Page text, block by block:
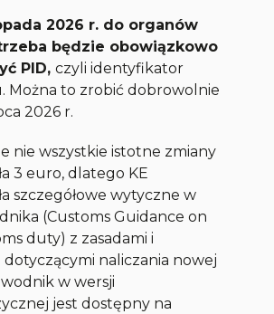
2026 r. do organów
będzie obowiązkowo
PID,czyli identyfikator
Można to zrobić dobrowolnie
2026 r.
nie wszystkie istotne zmiany
3 euro, dlatego KE
szczegółowe wytyczne w
(Customs Guidance on
duty) z zasadami i
dotyczącymi naliczania nowej
w wersji
jest dostępny na